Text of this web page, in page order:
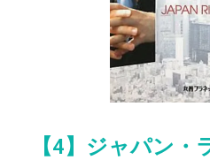
【4】ジャパン